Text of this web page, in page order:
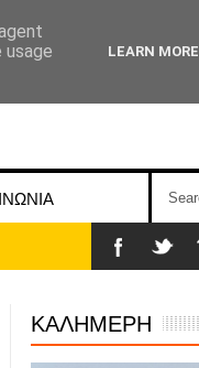
ΚΑΛΗΜΕΡΗ
LEARN MORE